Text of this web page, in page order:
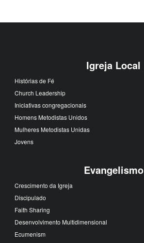
Igreja Local
Histórias de Fé
Church Leadership
Iniciativas congregacionais
Homens Metodistas Unidos
Mulheres Metodistas Unidas
Jovens
Evangelismo
Crescimento da Igreja
Discipulado
Faith Sharing
Desenvolvimento Multidimensional
Ecumenism